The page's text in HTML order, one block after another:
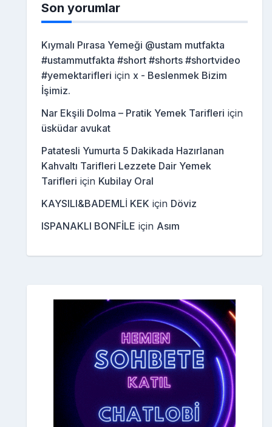
Son yorumlar
Kıymalı Pırasa Yemeği @ustam mutfakta
#ustammutfakta #short #shorts #shortvideo
#yemektarifleri için x - Beslenmek Bizim
İşimiz.
Nar Ekşili Dolma – Pratik Yemek Tarifleri için
üsküdar avukat
Patatesli Yumurta 5 Dakikada Hazırlanan
Kahvaltı Tarifleri Lezzete Dair Yemek
Tarifleri için Kubilay Oral
KAYSILI&BADEMLİ KEK için Döviz
ISPANAKLI BONFİLE için Asım